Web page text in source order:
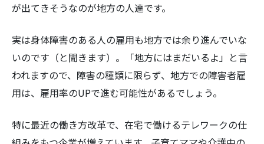
が出てきそうなのが地方の人達です。
実は身体障害のある人の雇用も地方では余り進んでいな
いのです（と聞きます）。「地方にはまだいるよ」と言
われますので、障害の種類に限らず、地方での障害者雇
用は、雇用率のUPで進む可能性があるでしょう。
特に最近の働き方改革で、在宅で働けるテレワークの仕